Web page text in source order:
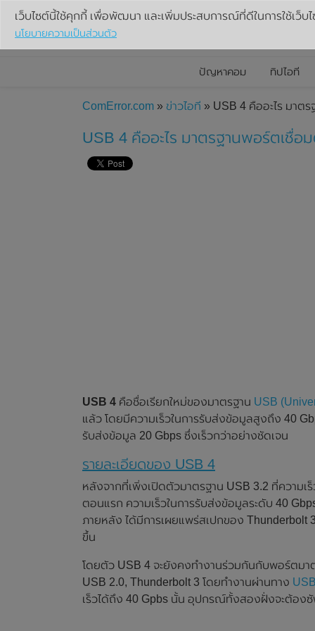
ปัญหาคอม ทิปไอที
ComError.com » ข่าวไอที » USB 4 คืออะไร มาต
USB 4 คืออะไร มาตรฐานพอร์ตเชื่อม
USB 4 คือชื่อเรียกใหม่ของมาตรฐาน USB
แล้ว โดยมีความเร็วในการรับส่งข้อมูลสูงถึง 40
รับส่งข้อมูล 20 Gbps ซึ่งเร็วกว่าอย่างชัดเจน
รายละเอียดของ USB 4
หลังจากที่เพิ่งเปิดตัวมาตรฐาน USB 3.2 ที่ความเ
ตอนแรก ความเร็วในการรับส่งข้อมูลระดับ 40
ภายหลัง ได้มีการเผยแพร่สเปกของ
ขึ้น
โดยตัว USB 4 จะยังคงทำงานร่วมกันกับพอร์ตมา
USB 2.0, Thunderbolt 3 โดยทำงานผ่านทาง
เร็วได้ถึง 40 Gpbs นั้น อุปกรณ์ทั้งสองฝั่งจะต้อง
เว็บไซต์นี้ใช้คุกกี้ เพื่อพัฒนา และเพิ่มประสบการณ์ที่ดีในการใช้เว็บ
นโยบายความเป็นส่วนตัว